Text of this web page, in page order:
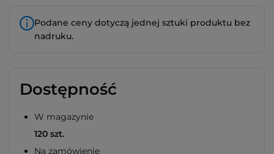
Podane ceny dotyczą jednej sztuki produktu bez
nadruku.
Dostępność
W magazynie
120 szt.
Na zamówienie